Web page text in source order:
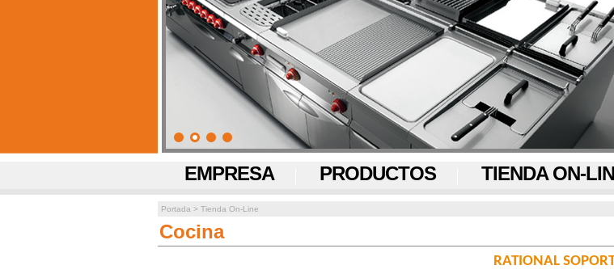
EMPRESA PRODUCTOS TIENDA ON-
Portada > Tienda On-Line
Cocina
RATIONAL